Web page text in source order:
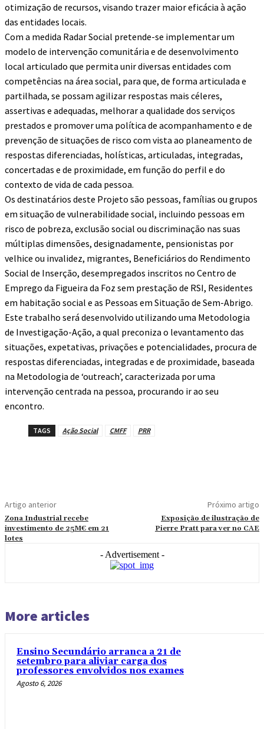
otimização de recursos, visando trazer maior eficácia à ação
das entidades locais.
Com a medida Radar Social pretende-se implementar um
modelo de intervenção comunitária e de desenvolvimento
local articulado que permita unir diversas entidades com
competências na área social, para que, de forma articulada e
partilhada, se possam agilizar respostas mais céleres,
assertivas e adequadas, melhorar a qualidade dos serviços
prestados e promover uma política de acompanhamento e de
prevenção de situações de risco com vista ao planeamento de
respostas diferenciadas, holísticas, articuladas, integradas,
concertadas e de proximidade, em função do perfil e do
contexto de vida de cada pessoa.
Os destinatários deste Projeto são pessoas, famílias ou grupos
em situação de vulnerabilidade social, incluindo pessoas em
risco de pobreza, exclusão social ou discriminação nas suas
múltiplas dimensões, designadamente, pensionistas por
velhice ou invalidez, migrantes, Beneficiários do Rendimento
Social de Inserção, desempregados inscritos no Centro de
Emprego da Figueira da Foz sem prestação de RSI, Residentes
em habitação social e as Pessoas em Situação de Sem-Abrigo.
Este trabalho será desenvolvido utilizando uma Metodologia
de Investigação-Ação, a qual preconiza o levantamento das
situações, expetativas, privações e potencialidades, procura de
respostas diferenciadas, integradas e de proximidade, baseada
na Metodologia de ‘outreach’, caracterizada por uma
intervenção centrada na pessoa, procurando ir ao seu
encontro.
TAGS Ação Social CMFF PRR
Artigo anterior
Zona Industrial recebe
investimento de 25M€ em 21
lotes
Próximo artigo
Exposição de ilustração de
Pierre Pratt para ver no CAE
- Advertisement -
More articles
Ensino Secundário arranca a 21 de
setembro para aliviar carga dos
professores envolvidos nos exames
Agosto 6, 2026